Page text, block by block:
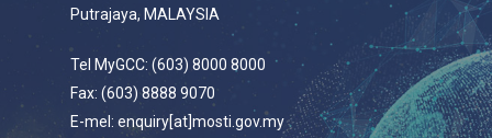
Putrajaya, MALAYSIA
Tel MyGCC: (603) 8000 8000
Fax: (603) 8888 9070
E-mel: enquiry[at]mosti.gov.my